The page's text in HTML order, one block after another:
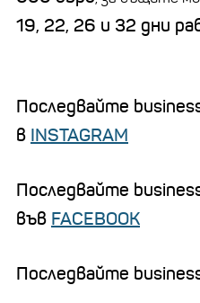
19, 22, 26 и 32 дни
Последвайте
в INSTAGRAM
Последвайте
във FACEBOOK
Последвайте